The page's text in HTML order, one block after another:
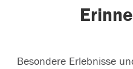
Besondere Erlebnisse